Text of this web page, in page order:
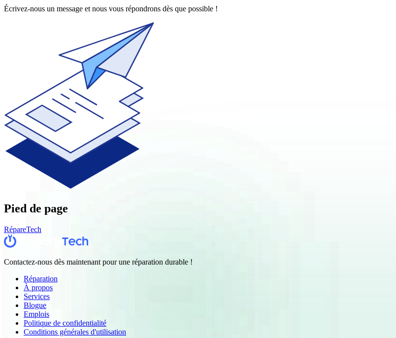
Écrivez-nous un message et nous vous répondrons dès que possible !
Pied de page
RépareTech
Contactez-nous dès maintenant pour une réparation durable !
Réparation
À propos
Services
Blogue
Emplois
Politique de confidentialité
Conditions générales d'utilisation